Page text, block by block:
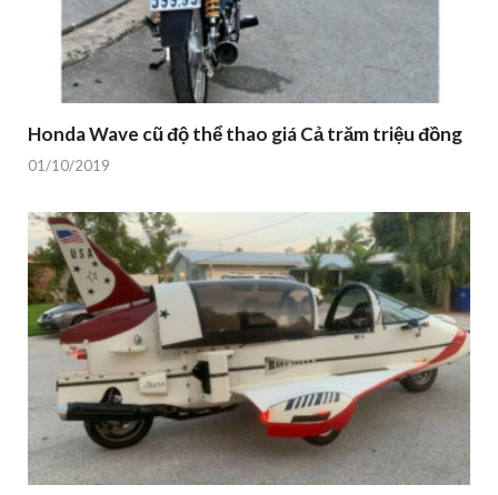
Honda Wave cũ độ thể thao giá Cả trăm triệu đồng
01/10/2019